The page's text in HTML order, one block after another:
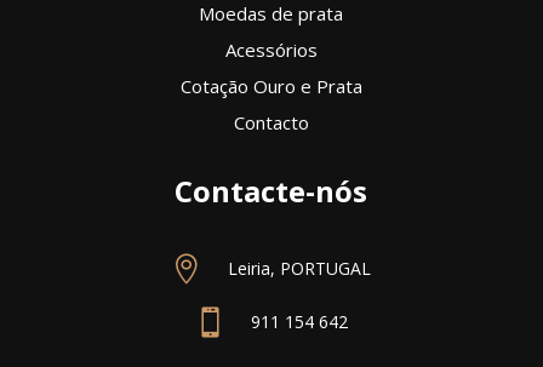
Moedas de prata
Acessórios
Cotação Ouro e Prata
Contacto
Contacte-nós
 Leiria, PORTUGAL
 911 154 642